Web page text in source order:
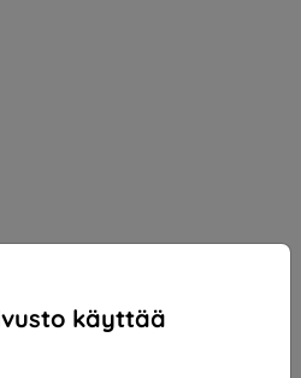
käyttää